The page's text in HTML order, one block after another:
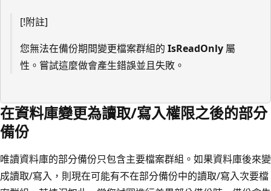
[!附註]
您無法在備份期間變更檔案群組的 IsReadOnly屬
性。嘗試這麼做會產生錯誤並且失敗。
在資料庫變更為讀取/寫入權限之後的部分
備份
唯讀資料庫的部分備份只包含主要檔案群組。如果資料庫後來變
成讀取/寫入，則現在可能有不在部分備份中的讀取/寫入次要檔